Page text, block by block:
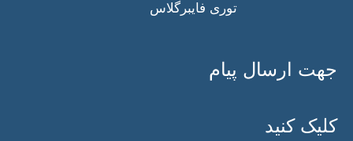
توری فایبرگلاس
جهت ارسال پیام
کلیک کنید